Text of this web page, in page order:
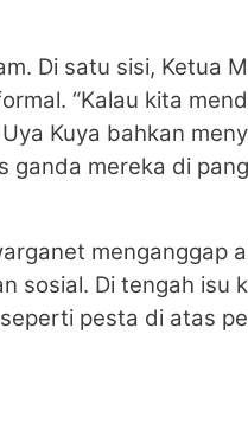
Di satu sisi, Ketua
“Kalau kita
Kuya bahkan
mereka di
menganggap
sosial. Di tengah isu
pesta di atas